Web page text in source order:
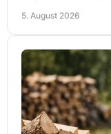
5. August 2026